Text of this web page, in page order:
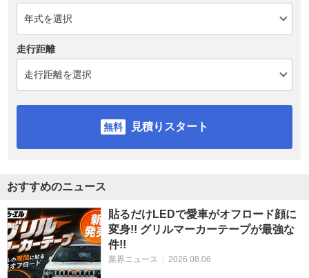
走行距離
見積りスタート
おすすめのニュース
貼るだけLEDで愛車がオフロード顔に
変身!! グリルマーカーテープが最強な
件!!
業界ニュース 2026.08.06